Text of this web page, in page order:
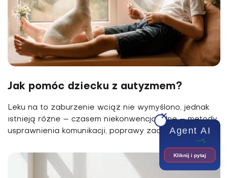
Jak pomóc dziecku z autyzmem?
Leku na to zaburzenie wciąż nie wymyślono, jednak
istnieją różne – czasem niekonwencjonalne – metody
usprawnienia komunikacji, poprawy zachowań...
Agent AI
Kliknij i pytaj